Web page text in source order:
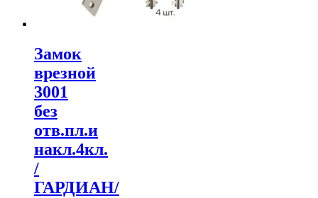
Замок
врезной
3001
без
отв.пл.и
накл.4кл.
/
ГАРДИАН/